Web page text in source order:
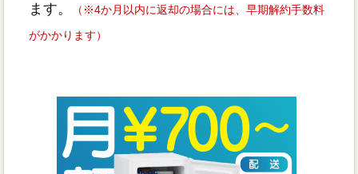
ます。
（※4か月以内に返却の場合には、早期解約手数料
がかかります）